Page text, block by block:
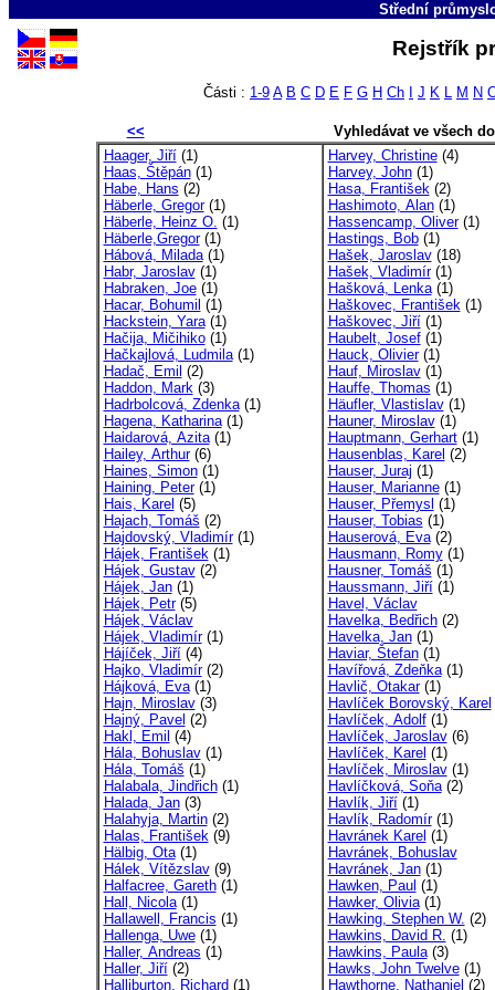
Střední
Rejstřík
Části : 1-9 A B C D E F G H Ch J K L M N
<<
Vyhledávat ve všech
Haager, Jiří(1)
Haas, Štěpán(1)
Habe, Hans (2)
Häberle, Gregor(1)
Häberle, Heinz O. (1)
Häberle,Gregor(1)
Hábová, Milada(1)
Habr, Jaroslav(1)
Habraken, Joe(1)
Hacar, Bohumil (1)
Hackstein, Yara(1)
Hačija, Mičihiko(1)
Hačkajlová, Ludmila(1)
Hadač, Emil (2)
Haddon, Mark(3)
Hadrbolcová, Zdenka(1)
Hagena, Katharina(1)
Haidarová, Azita(1)
Hailey, Arthur(6)
Haines, Simon(1)
Haining, Peter(1)
Hais, Karel (5)
Hajach, Tomáš (2)
Hajdovský, Vladimír(1)
Hájek, František(1)
Hájek, Gustav(2)
Hájek, Jan(1)
Hájek, Petr(5)
Hájek, Václav
Hájek, Vladimír(1)
Hájíček, Jiří(4)
Hajko, Vladimír(2)
Hájková, Eva(1)
Hajn, Miroslav(3)
Hajný, Pavel (2)
Hakl, Emil (4)
Hála, Bohuslav(1)
Hála, Tomáš (1)
Halabala, Jindřich(1)
Halada, Jan(3)
Halahyja, Martin(2)
Halas, František(9)
Hälbig, Ota(1)
Hálek, Vítězslav(9)
Halfacree, Gareth(1)
Hall, Nicola(1)
Hallawell, Francis (1)
Hallenga, Uwe(1)
Haller, Andreas (1)
Haller, Jiří(2)
Halliburton, Richard (1)
Harvey, Christine(4)
Harvey, John(1)
Hasa, František(2)
Hashimoto, Alan(1)
Hassencamp, Oliver(1)
Hastings, Bob(1)
Hašek, Jaroslav(18)
Hašek, Vladimír(1)
Hašková, Lenka(1)
Haškovec, František(1)
Haškovec, Jiří(1)
Haubelt, Josef(1)
Hauck, Olivier(1)
Hauf, Miroslav(1)
Hauffe, Thomas (1)
Häufler, Vlastislav(1)
Hauner, Miroslav(1)
Hauptmann, Gerhart(1)
Hausenblas, Karel (2)
Hauser, Juraj (1)
Hauser, Marianne(1)
Hauser, Přemysl (1)
Hauser, Tobias (1)
Hauserová, Eva(2)
Hausmann, Romy(1)
Hausner, Tomáš (1)
Haussmann, Jiří(1)
Havel, Václav
Havelka, Bedřich(2)
Havelka, Jan(1)
Haviar, Štefan(1)
Havířová, Zdeňka(1)
Havlič, Otakar(1)
Havlíček Borovský, Karel
Havlíček, Adolf(1)
Havlíček, Jaroslav(6)
Havlíček, Karel (1)
Havlíček, Miroslav(1)
Havlíčková, Soňa(2)
Havlík, Jiří(1)
Havlík, Radomír(1)
Havránek Karel (1)
Havránek, Bohuslav
Havránek, Jan(1)
Hawken, Paul (1)
Hawker, Olivia(1)
Hawking, Stephen W. (2)
Hawkins, David R. (1)
Hawkins, Paula(3)
Hawks, John Twelve(1)
Hawthorne, Nathaniel (2)